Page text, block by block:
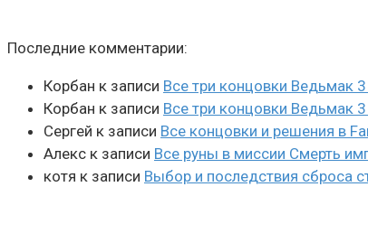
Последние комментарии:
Корбан к записи Все три концовки Ведьмак
Корбан к записи Все три концовки Ведьмак
Сергей к записи Все концовки и решения в
Алекс к записи Все руны в миссии Смерть
котя к записи Выбор и последствия сброса